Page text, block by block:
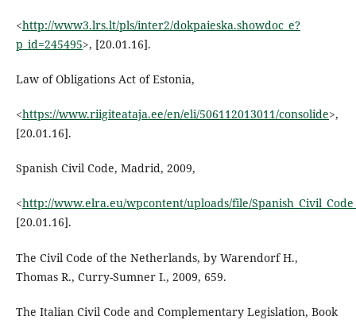
<http://www3.lrs.lt/pls/inter2/dokpaieska.showdoc_e?
p_id=245495>, [20.01.16].
Law of Obligations Act of Estonia,
<https://www.riigiteataja.ee/en/eli/506112013011/consolide>,
[20.01.16].
Spanish Civil Code, Madrid, 2009,
<http://www.elra.eu/wpcontent/uploads/file/
[20.01.16].
The Civil Code of the Netherlands, by Warendorf H.,
Thomas R., Curry-Sumner I., 2009, 659.
The Italian Civil Code and Complementary Legislation, Book